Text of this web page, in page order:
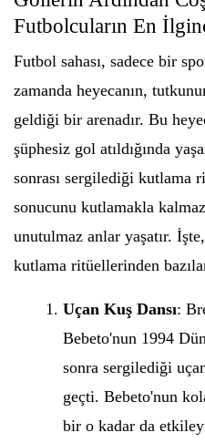
Futbolcuların En
Futbol sahası, sadece bir
zamanda heyecanın,
geldiği bir arenadır. Bu
şüphesiz gol atıldığında
sonrası sergilediği kutlama
sonucunu kutlamakla
unutulmaz anlar yaşatır.
kutlama ritüellerinden
Uçan Kuş Dansı:
Bebeto'nun 1994
sonra sergilediği
geçti. Bebeto'nun
bir o kadar da